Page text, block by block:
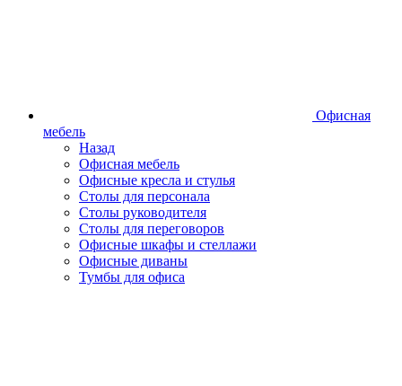
Офисная
мебель
Назад
Офисная мебель
Офисные кресла и стулья
Столы для персонала
Столы руководителя
Столы для переговоров
Офисные шкафы и стеллажи
Офисные диваны
Тумбы для офиса